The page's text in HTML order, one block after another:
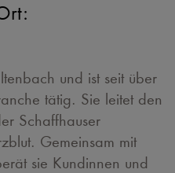
und ist seit über
tätig. Sie leitet den
Schaffhauser
Gemeinsam mit
sie Kundinnen und